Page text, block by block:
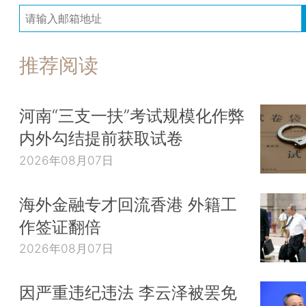
推荐阅读
河南“三支一扶”考试规模化作弊
内外勾结提前获取试卷
2026年08月07日
海外金融专才回流香港 外籍工
作签证翻倍
2026年08月07日
因严重违纪违法 李云泽被罢免